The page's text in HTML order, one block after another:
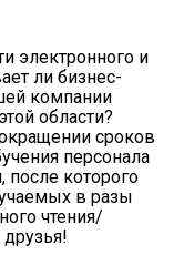
электронного и
ли бизнес-
компании
области?
сроков
персонала
после которого
в разы
чтения/